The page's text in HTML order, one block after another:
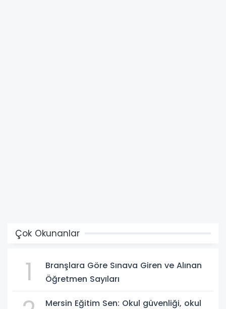
Çok Okunanlar
1
Branşlara Göre Sınava Giren ve Alınan
Öğretmen Sayıları
Mersin Eğitim Sen: Okul güvenliği, okul